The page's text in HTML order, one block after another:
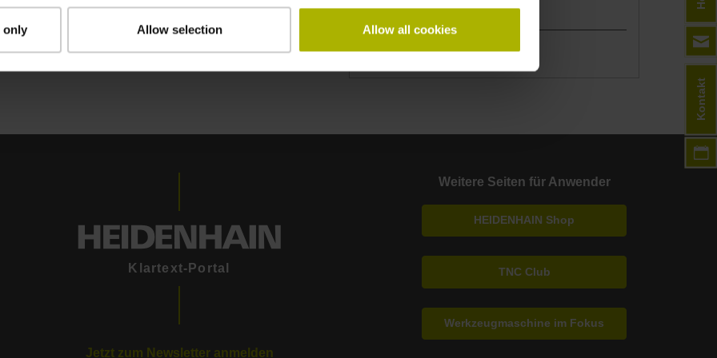
only Allow selection Allow all cookies
Maximal 8
Klartext-Portal
Jetzt zum Newsletter anmelden
Weitere Seiten für Anwender
HEIDENHAIN Shop
TNC Club
Werkzeugmaschine im Fokus
Kontakt